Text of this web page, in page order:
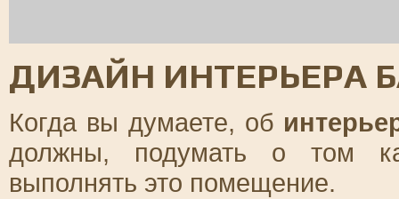
ДИЗАЙН ИНТЕРЬЕРА
Когда вы думаете, об
должны, подумать о том
выполнять это помещение.